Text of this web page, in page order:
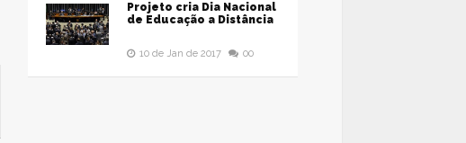
Projeto cria Dia Nacional
de Educação a Distância
10 de Jan de 2017 00